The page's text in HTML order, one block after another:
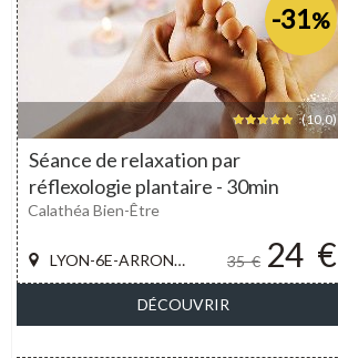
-31%
(10,0)
Séance de relaxation par
réflexologie plantaire - 30min
35€ 24 €
LYON-6E-ARRONDISSEMENT
Calathéa Bien-Être
DÉCOUVRIR